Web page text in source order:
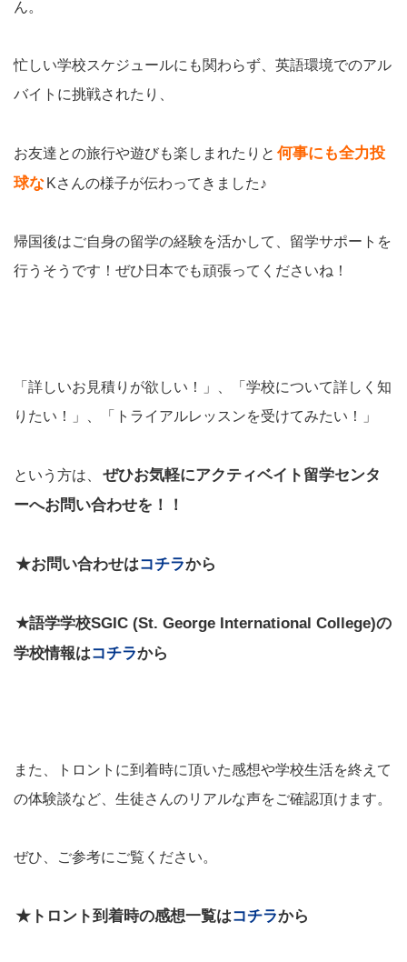
ん。
忙しい学校スケジュールにも関わらず、英語環境でのアル
バイトに挑戦されたり、
お友達との旅行や遊びも楽しまれたりと 何事にも全力投
球な Kさんの様子が伝わってきました♪
帰国後はご自身の留学の経験を活かして、留学サポートを
行うそうです！ぜひ日本でも頑張ってくださいね！
「詳しいお見積りが欲しい！」、「学校について詳しく知
りたい！」、「トライアルレッスンを受けてみたい！」
という方は、
ぜひお気軽にアクティベイト留学センタ
ーへお問い合わせを！！
★お問い合わせはコチラから
★語学学校SGIC (St. George International College)の
学校情報はコチラから
また、トロントに到着時に頂いた感想や学校生活を終えて
の体験談など、生徒さんのリアルな声をご確認頂けます。
ぜひ、ご参考にご覧ください。
★トロント到着時の感想一覧はコチラから